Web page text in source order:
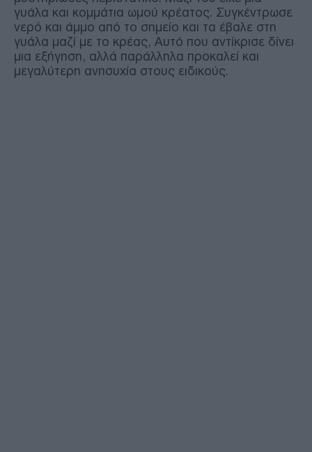
γυάλα και κομμάτια ωμού κρέατος. Συγκέντρωσε
νερό και άμμο από το σημείο και τα έβαλε στη
γυάλα μαζί με το κρέας, Αυτό που αντίκρισε δίνει
μια εξήγηση, αλλά παράλληλα προκαλεί και
μεγαλύτερη ανησυχία στους ειδικούς.